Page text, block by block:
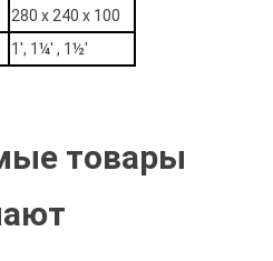
280 x 240 x 100
1', 1¼' , 1½'
товары